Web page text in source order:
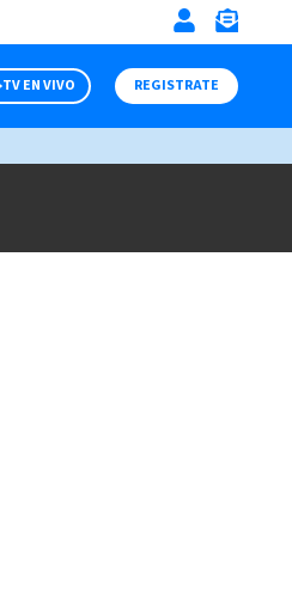
TV EN VIVO REGISTRATE